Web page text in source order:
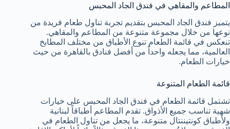
المطاعم والمقاهي في فندق الجاد المحبس
يتميز فندق الجاد المحبس بتقديم تجربة تناول طعام فريدة من
نوعها من خلال مجموعة متنوعة من المطاعم والمقاهي.
تنعكس في قائمة الطعام تنوع الأطباق من مختلف المطابخ
العالمية، مما يجعله واحداً من أفضل فنادق بالقاهرة من حيث
خيارات الطعام.
قائمة الطعام المتنوعة
تشتمل قائمة الطعام في فندق الجاد المحبس على خيارات
شهية تناسب جميع الأذواق. تقدم المطاعم أطباقاً لبنانية
ولأطباق كونتيننتال متنوعة، ما يجعل من تناول الطعام في